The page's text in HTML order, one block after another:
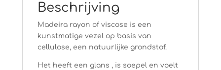
Beschrijving
Madeira rayon of viscose is een
kunstmatige vezel op basis van
cellulose, een natuurlijke grondstof.
Het heeft een glans , is soepel en voelt